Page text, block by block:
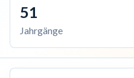
51
Jahrgänge